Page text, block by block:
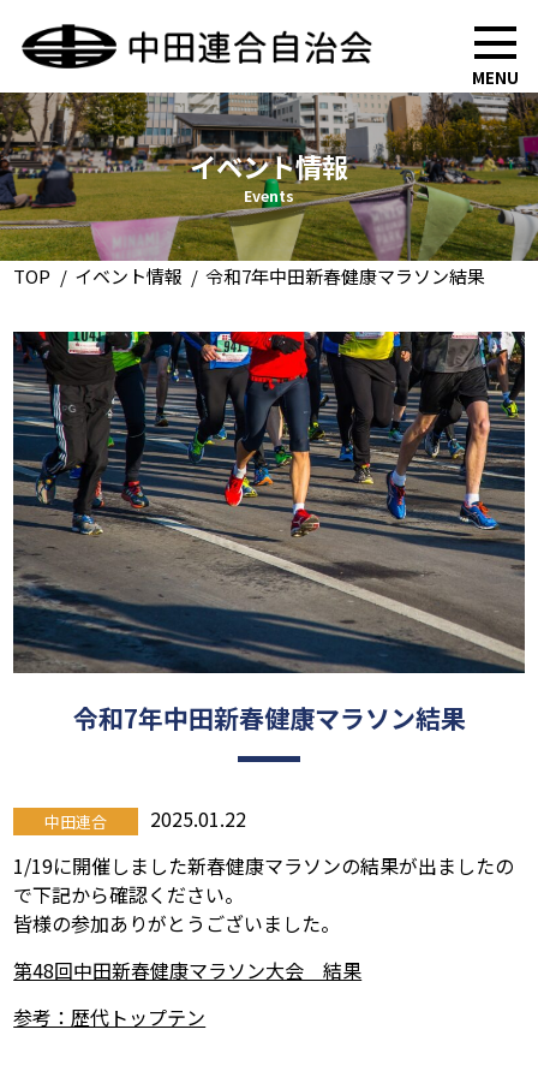
MENU
イベント情報
Events
TOP イベント情報 令和7年中田新春健康マラソン結果
令和7年中田新春健康マラソン結果
中田連合
2025.01.22
1/19に開催しました新春健康マラソンの結果が出ましたの
で下記から確認ください。
皆様の参加ありがとうございました。
第48回中田新春健康マラソン大会 結果
参考：歴代トップテン